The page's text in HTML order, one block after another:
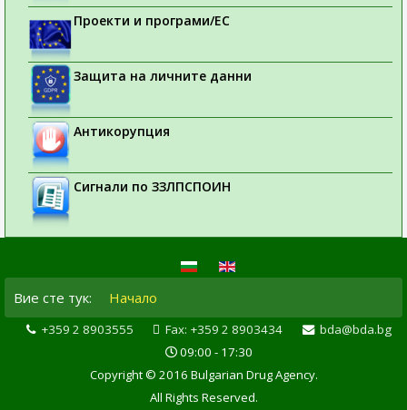
Проекти и програми/ЕС
Защита на личните данни
Антикорупция
Сигнали по ЗЗЛПСПОИН
Вие сте тук: Начало
+359 2 8903555 Fax: +359 2 8903434
bda@bda.bg
09:00 - 17:30
Copyright © 2016 Bulgarian Drug Agency.
All Rights Reserved.